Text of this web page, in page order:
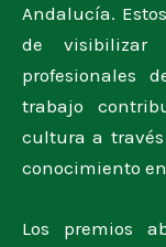
Andalucía.
de
profesionales
trabajo
cultura a
conocimiento
Los premios